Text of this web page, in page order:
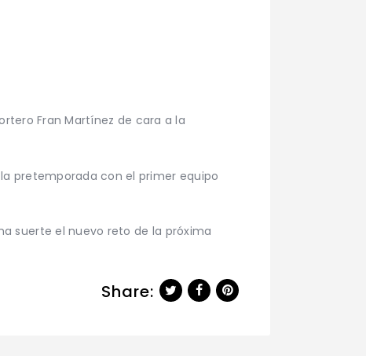
Fran Martínez de cara a la
pretemporada con el primer equipo
suerte el nuevo reto de la próxima
Share: